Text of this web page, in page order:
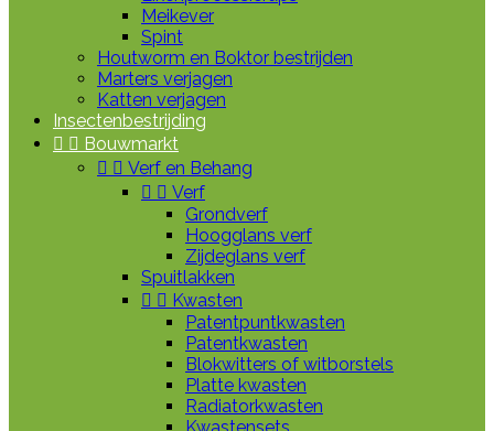
Meikever
Spint
Houtworm en Boktor bestrijden
Marters verjagen
Katten verjagen
Insectenbestrijding
  Bouwmarkt
  Verf en Behang
  Verf
Grondverf
Hoogglans verf
Zijdeglans verf
Spuitlakken
  Kwasten
Patentpuntkwasten
Patentkwasten
Blokwitters of witborstels
Platte kwasten
Radiatorkwasten